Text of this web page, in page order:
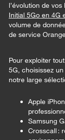
l’évolution de
Initial 5Go en 4G
volume de
de service
Pour exploiter
5G, choisissez
notre large
Apple
Samsung
Crosscall: